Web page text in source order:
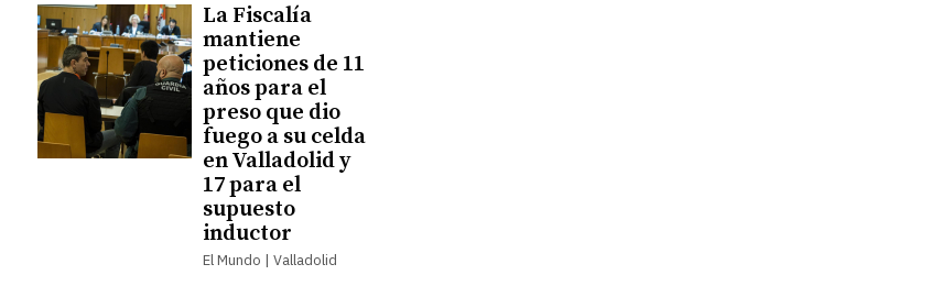
La Fiscalía
mantiene
peticiones de 11
años para el
preso que dio
fuego a su celda
en Valladolid y
17 para el
supuesto
inductor
El Mundo | Valladolid